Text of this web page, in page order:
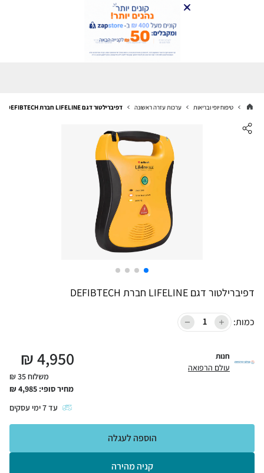
טיפוח יופי ובריאות ערכות עזרה ראשונה דפיברילטור דגם LIFELINE חברת DEFIBTECH
דפיברילטור דגם LIFELINE חברת DEFIBTECH
כמות:
חנות
עולם הרפואה 4,950
₪
משלוח 35 ₪
מחיר סופי: 4,985
₪
עד7ימי עסקים
קניה מהירה
הוספה לעגלה